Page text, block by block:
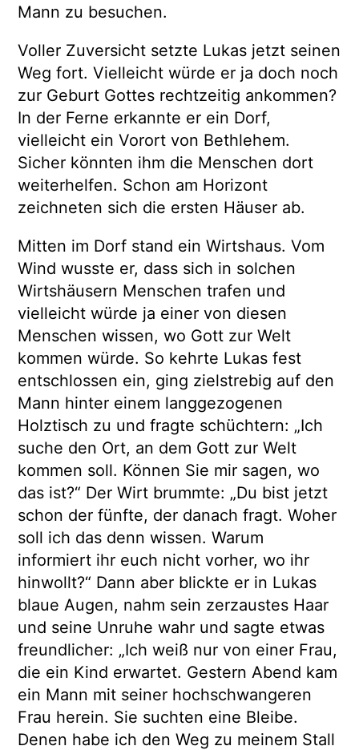
Mann zu besuchen.
Voller Zuversicht setzte Lukas jetzt seinen
Weg fort. Vielleicht würde er ja doch noch
zur Geburt Gottes rechtzeitig ankommen?
In der Ferne erkannte er ein Dorf,
vielleicht ein Vorort von Bethlehem.
Sicher könnten ihm die Menschen dort
weiterhelfen. Schon am Horizont
zeichneten sich die ersten Häuser ab.
Mitten im Dorf stand ein Wirtshaus. Vom
Wind wusste er, dass sich in solchen
Wirtshäusern Menschen trafen und
vielleicht würde ja einer von diesen
Menschen wissen, wo Gott zur Welt
kommen würde. So kehrte Lukas fest
entschlossen ein, ging zielstrebig auf den
Mann hinter einem langgezogenen
Holztisch zu und fragte schüchtern: „Ich
suche den Ort, an dem Gott zur Welt
kommen soll. Können Sie mir sagen, wo
das ist?“ Der Wirt brummte: „Du bist jetzt
schon der fünfte, der danach fragt. Woher
soll ich das denn wissen. Warum
informiert ihr euch nicht vorher, wo ihr
hinwollt?“ Dann aber blickte er in Lukas
blaue Augen, nahm sein zerzaustes Haar
und seine Unruhe wahr und sagte etwas
freundlicher: „Ich weiß nur von einer Frau,
die ein Kind erwartet. Gestern Abend kam
ein Mann mit seiner hochschwangeren
Frau herein. Sie suchten eine Bleibe.
Denen habe ich den Weg zu meinem Stall